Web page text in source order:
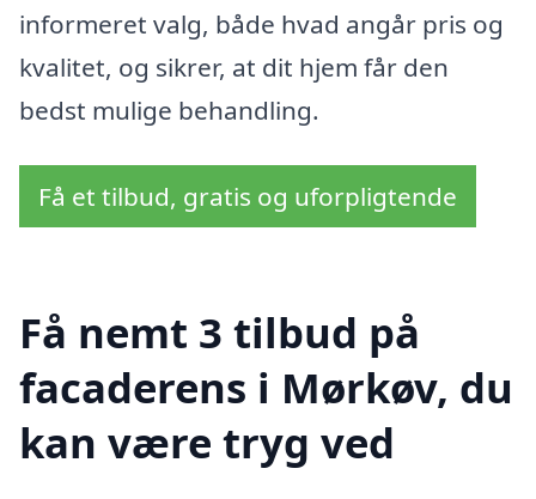
informeret valg, både hvad angår pris og
kvalitet, og sikrer, at dit hjem får den
bedst mulige behandling.
Få et tilbud, gratis og uforpligtende
Få nemt 3 tilbud på
facaderens i Mørkøv, du
kan være tryg ved